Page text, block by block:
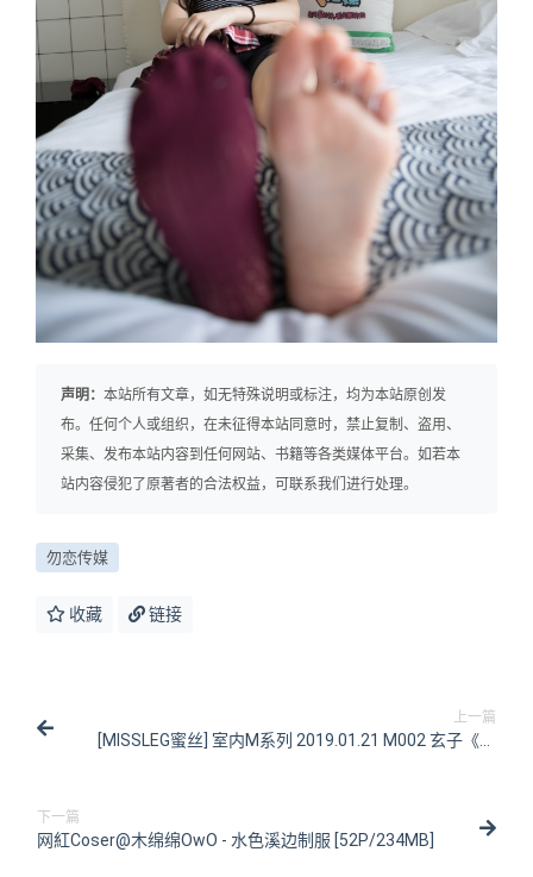
声明： 本站所有文章，如无特殊说明或标注，均为本站原创发
布。任何个人或组织，在未征得本站同意时，禁止复制、盗用、
采集、发布本站内容到任何网站、书籍等各类媒体平台。如若本
站内容侵犯了原著者的合法权益，可联系我们进行处理。
勿恋传媒
收藏 链接
上一篇
[MISSLEG蜜丝] 室内M系列 2019.01.21 M002 玄子《元
下一篇
网紅Coser@木绵绵OwO - 水色溪边制服 [52P/234MB]